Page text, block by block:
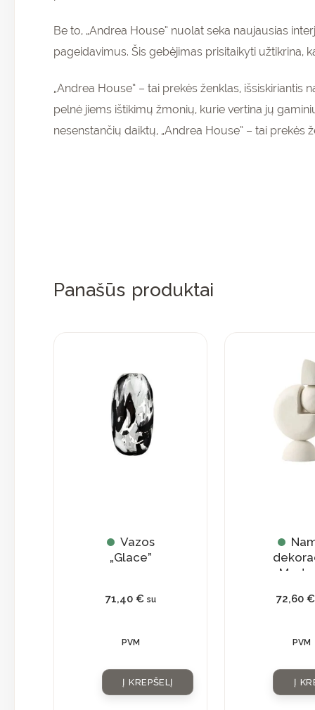
Be to, „Andrea House” nuolat seka naujausias
pageidavimus. Šis gebėjimas prisitaikyti užtikrina,
„Andrea House” – tai prekės ženklas,
pelnė jiems ištikimų žmonių, kurie vertina jų
nesenstančių daiktų, „Andrea House” – tai
Panašūs produktai
Vazos
„Glace”
71,40 € su
PVM
Į KREPŠELĮ
72,60 €
PVM
Į